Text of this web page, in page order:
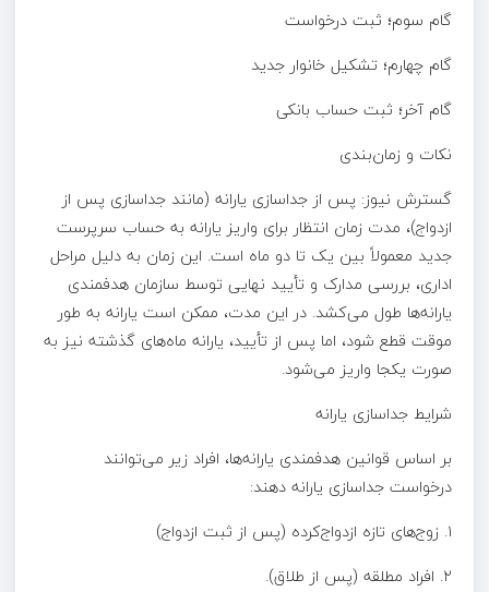
گام سوم؛ ثبت درخواست
گام چهارم؛ تشکیل خانوار جدید
گام آخر؛ ثبت حساب بانکی
نکات و زمان‌بندی
گسترش نیوز: پس از جداسازی یارانه (مانند جداسازی پس از
ازدواج)، مدت زمان انتظار برای واریز یارانه به حساب سرپرست
جدید معمولاً بین یک تا دو ماه است. این زمان به دلیل مراحل
اداری، بررسی مدارک و تأیید نهایی توسط سازمان هدفمندی
یارانه‌ها طول می‌کشد. در این مدت، ممکن است یارانه به طور
موقت قطع شود، اما پس از تأیید، یارانه ماه‌های گذشته نیز به
صورت یکجا واریز می‌شود.
شرایط جداسازی یارانه
بر اساس قوانین هدفمندی یارانه‌ها، افراد زیر می‌توانند
درخواست جداسازی یارانه دهند:
۱. زوج‌های تازه ازدواج‌کرده (پس از ثبت ازدواج)
۲. افراد مطلقه (پس از طلاق).